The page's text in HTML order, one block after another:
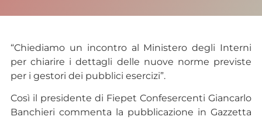
“Chiediamo un incontro al Ministero degli Interni
per chiarire i dettagli delle nuove norme previste
per i gestori dei pubblici esercizi”.
Così il presidente di Fiepet Confesercenti Giancarlo
Banchieri commenta la pubblicazione in Gazzetta